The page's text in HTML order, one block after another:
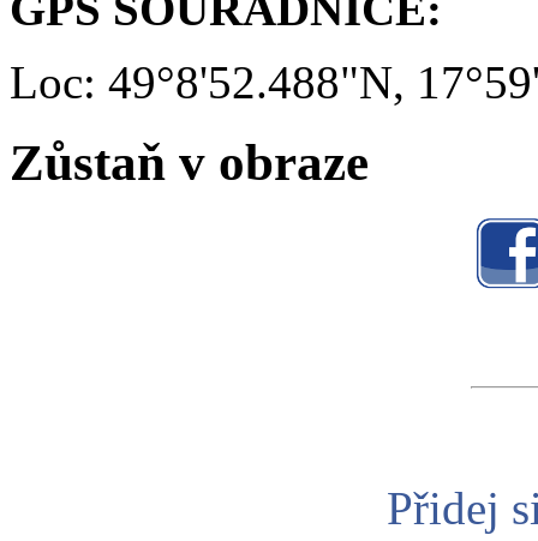
Loc: 49°8'52.488"N,
Zůstaň v obraze
Přidej